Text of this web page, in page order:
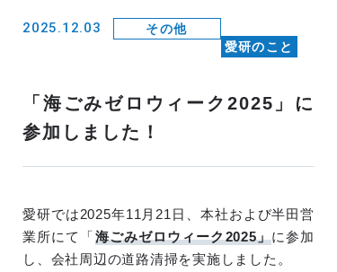
2025.12.03
その他
愛研のこと
「海ごみゼロウィーク2025」に
参加しました！
愛研では2025年11月21日、本社および半田営
業所にて「海ごみゼロウィーク2025」に参加
し、会社周辺の道路清掃を実施しました。